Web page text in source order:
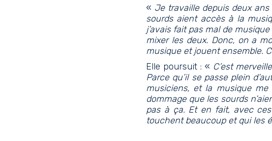
« Je travaille depuis deux
sourds aient accès à la
j’avais fait pas mal de
mixer les deux. Donc, on a
musique et jouent ensemble.
Elle poursuit : « C’est
Parce qu’il se passe plein
musiciens, et la musique
dommage que les sourds
pas à ça. Et en fait, avec
touchent beaucoup et qui les